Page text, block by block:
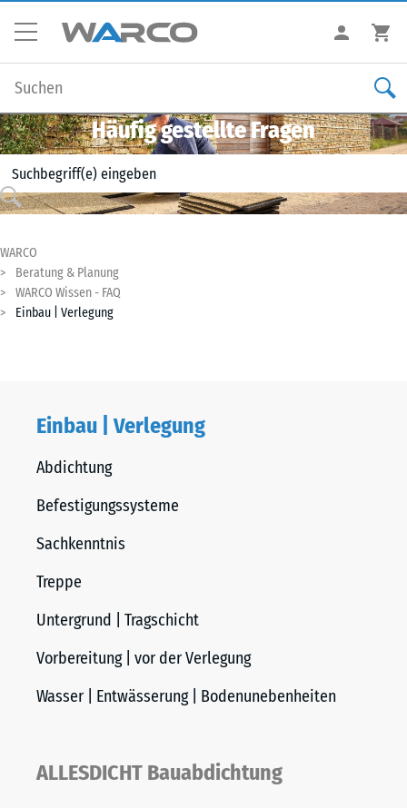
Häufig gestellte Fragen
WARCO
Beratung & Planung
WARCO Wissen - FAQ
Einbau | Verlegung
Einbau | Verlegung
Abdichtung
Befestigungssysteme
Sachkenntnis
Treppe
Untergrund | Tragschicht
Vorbereitung | vor der Verlegung
Wasser | Entwässerung | Bodenunebenheiten
ALLESDICHT Bauabdichtung